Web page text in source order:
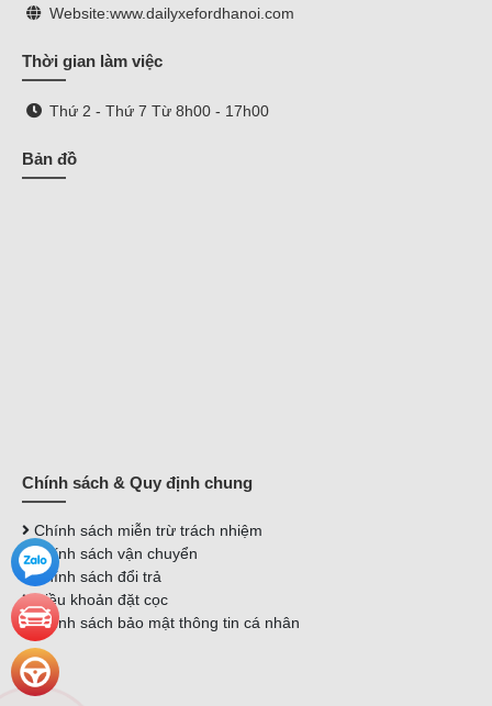
Website:www.dailyxefordhanoi.com
Thời gian làm việc
Thứ 2 - Thứ 7 Từ 8h00 - 17h00
Bản đồ
Chính sách & Quy định chung
Chính sách miễn trừ trách nhiệm
Chính sách vận chuyển
Chính sách đổi trả
Điều khoản đặt cọc
Chính sách bảo mật thông tin cá nhân